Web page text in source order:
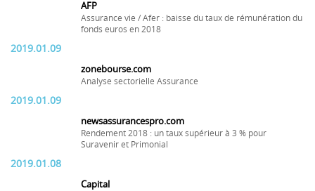
AFP
Assurance vie / Afer : baisse du taux de rémunération du
fonds euros en 2018
2019.01.09
zonebourse.com
Analyse sectorielle Assurance
2019.01.09
newsassurancespro.com
Rendement 2018 : un taux supérieur à 3 % pour
Suravenir et Primonial
2019.01.08
Capital